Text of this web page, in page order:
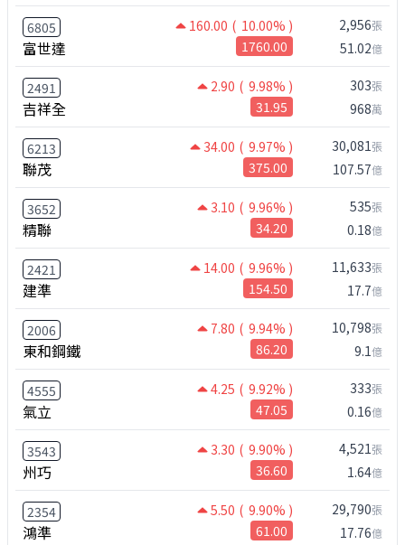
6805 160.00 ( 10.00% )
富世達 1760.00
2,956張
51.02億
2491 2.90 ( 9.98% )
吉祥全 31.95
303張
968萬
6213 34.00 ( 9.97% )
聯茂 375.00
30,081張
107.57億
3652 3.10 ( 9.96% )
精聯 34.20
535張
0.18億
2421 14.00 ( 9.96% )
建準 154.50
11,633張
17.7億
2006 7.80 ( 9.94% )
東和鋼鐵 86.20
10,798張
9.1億
4555 4.25 ( 9.92% )
氣立 47.05
333張
0.16億
3543 3.30 ( 9.90% )
州巧 36.60
4,521張
1.64億
2354 5.50 ( 9.90% )
鴻準 61.00
29,790張
17.76億